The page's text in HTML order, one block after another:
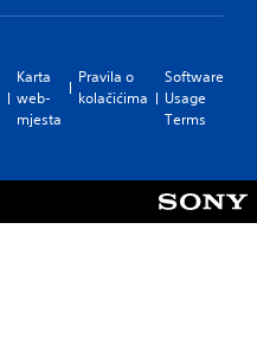
Karta
web-
mjesta
Pravila o
kolačićima
Software
Usage
Terms